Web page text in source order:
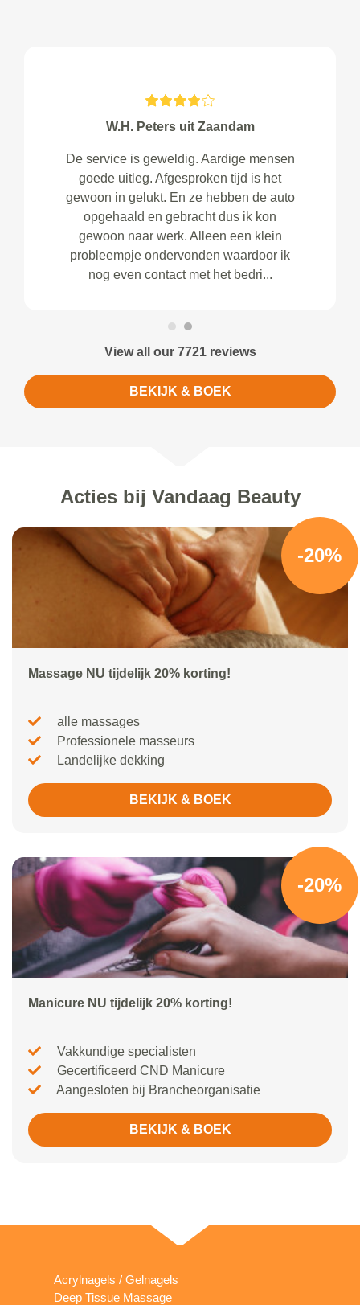
W.H. Peters uit Zaandam
De service is geweldig. Aardige mensen
goede uitleg. Afgesproken tijd is het
gewoon in gelukt. En ze hebben de auto
opgehaald en gebracht dus ik kon
gewoon naar werk. Alleen een klein
probleempje ondervonden waardoor ik
nog even contact met het bedri...
View all our 7721 reviews
BEKIJK & BOEK
Acties bij Vandaag Beauty
-20%
Massage NU tijdelijk 20% korting!
alle massages
Professionele masseurs
Landelijke dekking
BEKIJK & BOEK
-20%
Manicure NU tijdelijk 20% korting!
Vakkundige specialisten
Gecertificeerd CND Manicure
Aangesloten bij Brancheorganisatie
BEKIJK & BOEK
Acrylnagels / Gelnagels
Deep Tissue Massage